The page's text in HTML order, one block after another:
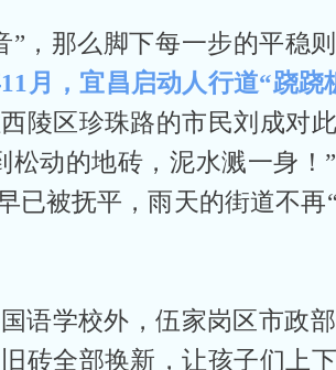
”，那么脚下每一步的平稳
月，宜昌启动人行道“跷跷
陵区珍珠路的市民刘成对
动的地砖，泥水溅一身！”
已被抚平，雨天的街道不再
语学校外，伍家岗区市政
砖全部换新，让孩子们上